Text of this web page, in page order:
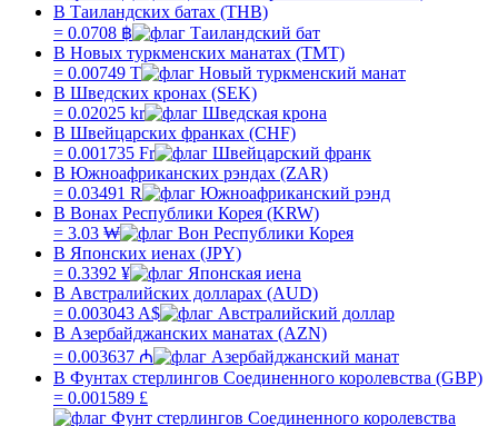
В Таиландских батах (THB)
= 0.0708 ฿
В Новых туркменских манатах (TMT)
= 0.00749 T
В Шведских кронах (SEK)
= 0.02025 kr
В Швейцарских франках (CHF)
= 0.001735 Fr
В Южноафриканских рэндах (ZAR)
= 0.03491 R
В Вонах Республики Корея (KRW)
= 3.03 ₩
В Японских иенах (JPY)
= 0.3392 ¥
В Австралийских долларах (AUD)
= 0.003043 A$
В Азербайджанских манатах (AZN)
= 0.003637 ₼
В Фунтах стерлингов Соединенного королевства (GBP)
= 0.001589 £